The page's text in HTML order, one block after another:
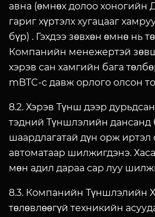
авна (өмнөх долоо хоногийн
гариг хүртэлх хугацааг
бүр) . Гэхдээ зөвхөн өмнө нь
Компанийн менежертэй
хэрэв сан хамгийн бага
mBTC-с давж орлого олсон
8.2. Хэрэв Түнш дээр
тэдний Түншлэлийн дансанд
шаардлагатай дүн орж иртэл
автоматаар шилжигдэнэ.
мөн адил дараа сар луу
8.3. Компанийн Түншлэлийн
төлөвлөөгүй техникийн